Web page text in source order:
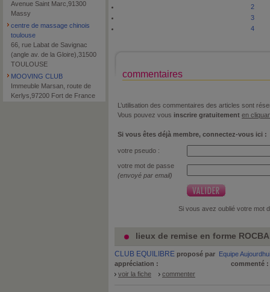
Avenue Saint Marc,91300
Massy
centre de massage chinois
toulouse
66, rue Labat de Savignac
(angle av. de la Gloire),31500
TOULOUSE
MOOVING CLUB
Immeuble Marsan, route de
Kerlys,97200 Fort de France
2
3
4
commentaires
L’utilisation des commentaires des articles sont
Vous pouvez vous inscrire gratuitement en
Si vous êtes déjà membre, connectez-vous ici :
votre pseudo :
votre mot de passe
(envoyé par email)
Si vous avez oublié votre mot
lieux de remise en forme
CLUB EQUILIBRE proposé par Equipe
appréciation :
commenté :
voir la fiche
commenter